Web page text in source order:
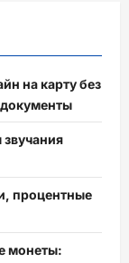
на карту без
процентные
монеты: